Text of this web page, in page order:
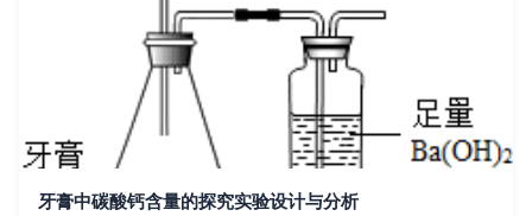
牙膏中碳酸钙含量的探究实验设计与分析